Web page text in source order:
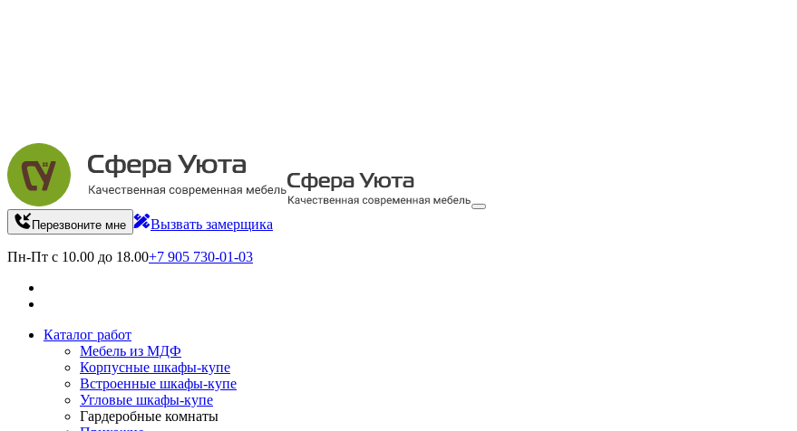
Перезвоните мне Вызвать замерщика
Пн-Пт с 10.00 до 18.00+7 905 730-01-03
Каталог работ
Мебель из МДФ
Корпусные шкафы-купе
Встроенные шкафы-купе
Угловые шкафы-купе
Гардеробные комнаты